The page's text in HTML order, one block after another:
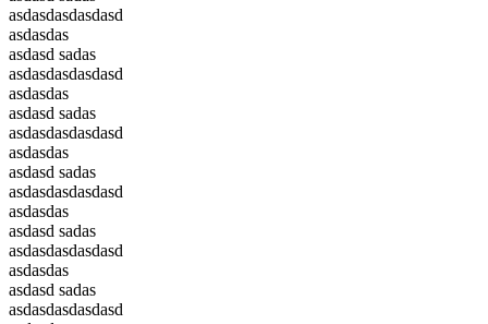
asdasdasdasdasd
asdasdas
asdasd sadas
asdasdasdasdasd
asdasdas
asdasd sadas
asdasdasdasdasd
asdasdas
asdasd sadas
asdasdasdasdasd
asdasdas
asdasd sadas
asdasdasdasdasd
asdasdas
asdasd sadas
asdasdasdasdasd